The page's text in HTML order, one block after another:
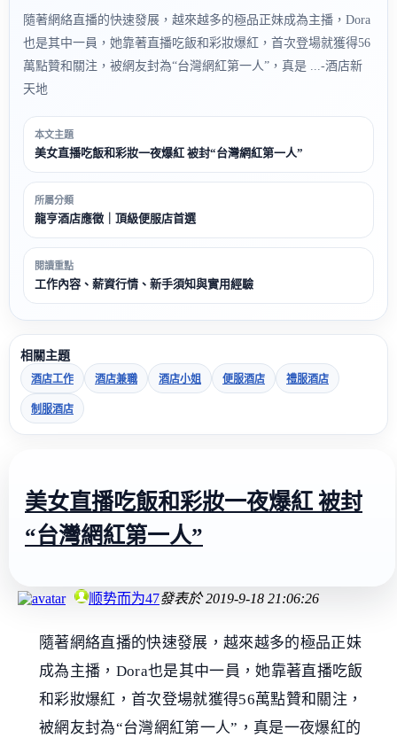
隨著網絡直播的快速發展，越來越多的極品正妹成為主播，Dora
也是其中一員，她靠著直播吃飯和彩妝爆紅，首次登場就獲得56
萬點贊和關注，被網友封為“台灣網紅第一人”，真是 ...-酒店新
天地
本文主題
美女直播吃飯和彩妝一夜爆紅 被封“台灣網紅第一人”
所屬分類
龍亨酒店應徵｜頂級便服店首選
閱讀重點
工作內容、薪資行情、新手須知與實用經驗
相關主題
酒店工作 酒店兼職 酒店小姐 便服酒店 禮服酒店
制服酒店
美女直播吃飯和彩妝一夜爆紅 被封
“台灣網紅第一人”
顺势而为47發表於2019-9-18 21:06:26
隨著網絡直播的快速發展，越來越多的極品正妹
成為主播，Dora也是其中一員，她靠著直播吃飯
和彩妝爆紅，首次登場就獲得56萬點贊和關注，
被網友封為“台灣網紅第一人”，真是一夜爆紅的